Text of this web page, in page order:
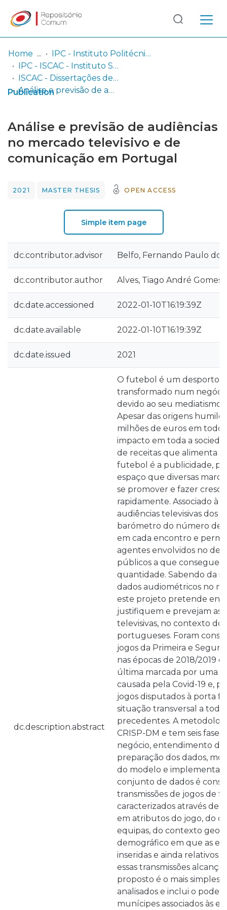
Communities
& Collections
Statistics
Log
In
(current)
Home
IPC - Instituto Politécnico de Coimbra
IPC - ISCAC - Instituto Superior de Contabilidade e Administração de Coimbra
ISCAC - Dissertações de Mestrado
Análise e previsão de audiências no mercado televisivo e de comunicação em Portugal
Publication
Análise e previsão de audiências
no mercado televisivo e de
comunicação em Portugal
2021 MASTER THESIS OPEN ACCESS
Simple item page
dc.contributor.advisor Belfo, Fernando Paulo
dc.contributor.author Alves, Tiago André Gomes
dc.date.accessioned 2022-01-10T16:19:39Z
dc.date.available 2022-01-10T16:19:39Z
dc.date.issued 2021
dc.description.abstract
O futebol é um desporto
transformado num
devido ao seu mediatismo
Apesar das origens
milhões de euros em
impacto em toda a
de receitas que alimenta o
futebol é a publicidade,
espaço que diversas
se promover e fazer
rapidamente. Associado à
audiências televisivas dos
barómetro do número de
em cada encontro e
agentes envolvidos no
públicos a que
quantidade. Sabendo da
dados audiométricos no
este projeto pretende
justifiquem e prevejam as
televisivas, no contexto
portugueses. Foram
jogos da Primeira e
nas épocas de 2018/2019
última marcada por uma
causada pela Covid-19 e,
jogos disputados à porta
situação transversal a
precedentes. A
CRISP-DM e tem seis
negócio, entendimento
preparação dos dados,
do modelo e
conjunto de dados é
transmissões de jogos de
caracterizados através de
em atributos do jogo, do
equipas, do contexto
demográfico em que as
inseridas e ainda relativos
essas transmissões
proposto é o mais simples
analisados e inclui o poder
munícipes associados às